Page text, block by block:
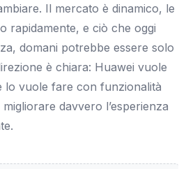
Il mercato è dinamico, le
rapidamente, e ciò che oggi
domani potrebbe essere solo
è chiara: Huawei vuole
lo vuole fare con funzionalità
davvero l’esperienza